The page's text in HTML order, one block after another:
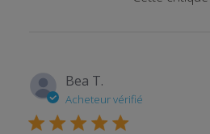
Bea T.
Acheteur vérifié